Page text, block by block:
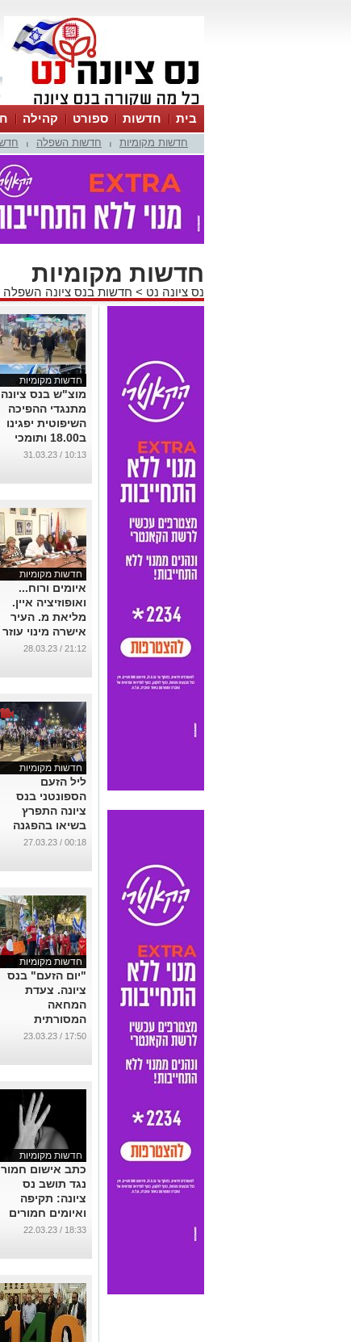
בית חדשות ספורט קהילה
חדשות מקומיות חדשות השפלה
חדשות מקומיות
נס ציונה נט > חדשות בנס ציונה השפלה
חדשות מקומיות
מוצ"ש בנס
מתנגדי ההפיכה
השיפוטית יפגינו
ב18.00 ותומכי
הרפורמה
ב20.00
10:13 / 31.03.23
חדשות מקומיות
איומים ורוח...
ואופוזיציה איין.
מליאת מ. העיר
אישרה מינוי עוזר
אישי לראש העיר.
21:12 / 28.03.23
חדשות מקומיות
ליל הזעם
הספונטני בנס
ציונה התפרץ
בשיאו בהפגנה
ליד ביתו של צחי
העיר הגיע
את המפגינים.
...
00:18 / 27.03.23
חדשות מקומיות
"יום הזעם" בנס
ציונה. צעדת
המחאה
המסורתית
הסתיימה בהפגנת
העיריה ! ראו
...
17:50 / 23.03.23
חדשות מקומיות
כתב אישום חמור
נגד תושב נס
ציונה: תקיפה
ואיומים חמורים
כלפי אשתו ההרה
לטעמו
18:33 / 22.03.23